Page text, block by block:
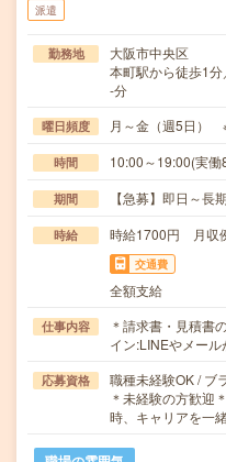
派遣
勤務地
大阪市中央区
本町駅から徒歩1
-分
曜日頻度 月～金（週5日）
時間 10:00～19:00(実
期間 【急募】即日～長
時給 時給1700円 月収
交通費
全額支給
仕事内容
＊請求書・見積書
イン:LINEやメー
応募資格
職種未経験OK / ブ
＊未経験の方歓迎
時、キャリアを一